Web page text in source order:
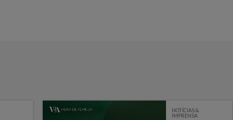
NOTÍCIAS &
IMPRENSA